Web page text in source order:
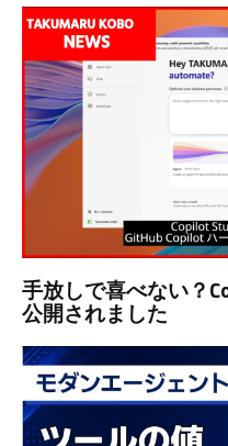
手放しで喜べない？
公開されました